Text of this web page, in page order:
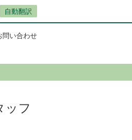
自動翻訳
問い合わせ
ッフ